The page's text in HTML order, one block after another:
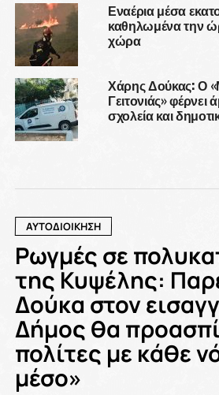
Εναέρια μέσα
καθηλωμένα την
χώρα
Χάρης Δούκας: Ο
Γειτονιάς» φέρνει
σχολεία και
ΑΥΤΟΔΙΟΙΚΗΣΗ
Ρωγμές σε
της Κυψέλης:
Δούκα στον
Δήμος θα
πολίτες με κάθε
μέσο»